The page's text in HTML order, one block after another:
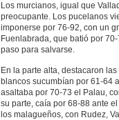
Los murcianos, igual que
preocupante. Los pucelanos
imponerse por 76-92, con un
Fuenlabrada, que batió por
paso para salvarse.
En la parte alta, destacaron
blancos sucumbían por 61-64
asaltaba por 70-73 el Palau,
su parte, caía por 68-88 ante
los malagueños, con Rudez,